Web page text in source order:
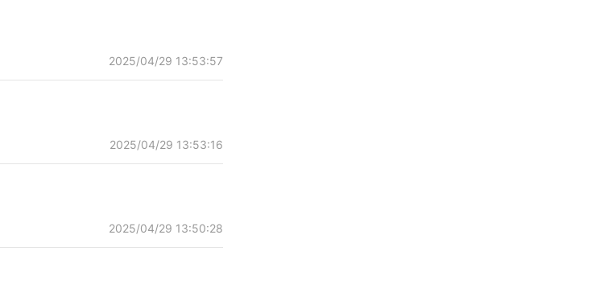
2025/04/29 13:53:57
2025/04/29 13:53:16
2025/04/29 13:50:28